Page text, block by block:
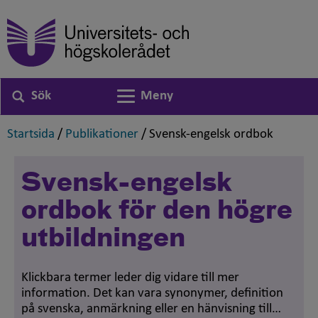
Sök
Växla navigering
Meny
Startsida ,
/ Publikationer ,
/ Svensk-engelsk ordbok
Svensk-engelsk
ordbok för den högre
utbildningen
Klickbara termer leder dig vidare till mer
information. Det kan vara synonymer, definition
på svenska, anmärkning eller en hänvisning till